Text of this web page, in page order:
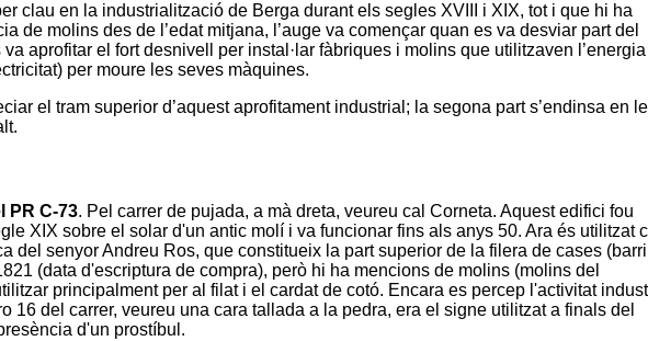
clau en la industrialització de Berga durant els segles XVIII i XIX, tot i que hi ha
de molins des de l’edat mitjana, l’auge va començar quan es va desviar part del
aprofitar el fort desnivell per instal·lar fàbriques i molins que utilitzaven
per moure les seves màquines.
el tram superior d’aquest aprofitament industrial; la segona part s’endinsa en
.
PR C-73. Pel carrer de pujada, a mà dreta, veureu cal Corneta. Aquest edifici fou
XIX sobre el solar d'un antic molí i va funcionar fins als anys 50. Ara és utilitzat
del senyorAndreu Ros, que constitueix la part superior de la filera de cases
(data d'escriptura de compra), però hi ha mencions de molins (molins del
principalment per al filat i el cardat de cotó. Encara es percep l'activitat
16 del carrer, veureu una cara tallada a la pedra, era el signe utilitzat a finals del
d'un prostíbul.